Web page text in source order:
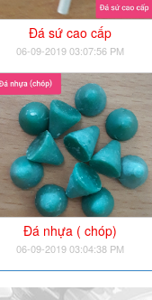
Đá sứ cao cấp
06-09-2019 03:07:56 PM
Đá nhựa ( chóp)
06-09-2019 03:04:38 PM